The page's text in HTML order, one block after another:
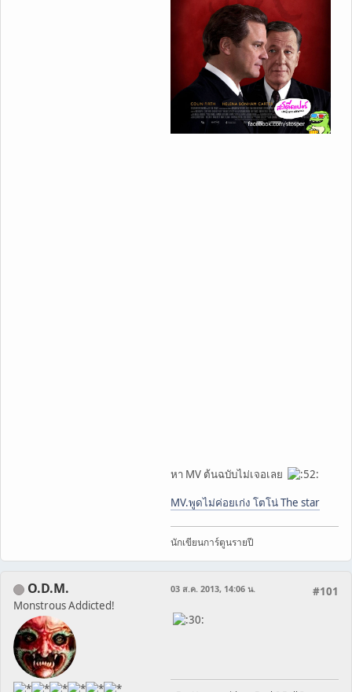
หา MV ต้นฉบับไม่เจอเลย
MV.พูดไม่ค่อยเก่ง โตโน่ The star
นักเขียนการ์ตูนรายปี
O.D.M.
Monstrous Addicted!
#101
03 ส.ค. 2013, 14:06 น.